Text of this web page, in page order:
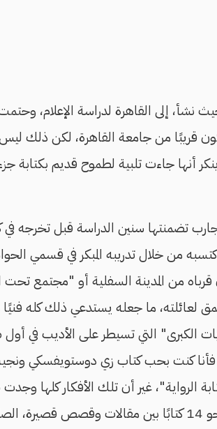
نشأ، إلى القاهرة لدراسة الإعلام،
قريبًا من جامعة القاهرة، لكن ذلك
ينكر أنها جاءت تلبية لطموح قديم بكتابة
من تجارب تضمنتها سنين الدراسة قبل تخرجه في
اكتسبه من خلال تدريبه المبكر في قسمي
روزاليوسف عام 1994، واللذان قرباه من المدينة السفلية أو
ما جعله يستدعي ذلك كله فنيًا
الكبرى" التي تسيطر على الأديب في
فأنا كنت بحب كتاب زي دوستويفسكي
غير أن تلك الأفكار كلها وجدت
روايته الجديدة، وهي الأولى ضمن سجل أدبي يضم نحو 14 كتابًا بين